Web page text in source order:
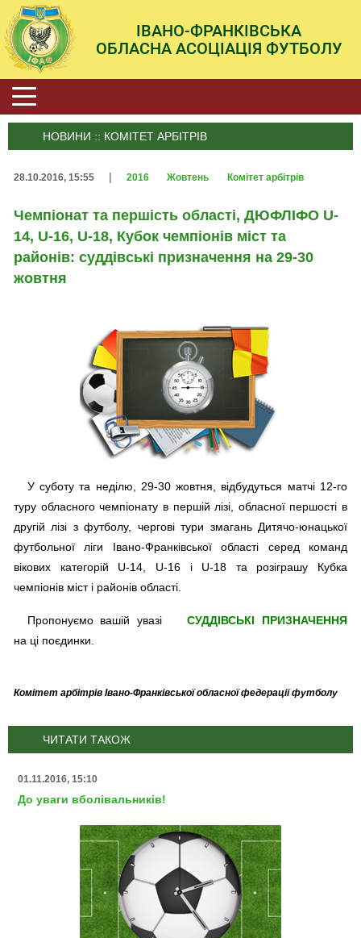
ІВАНО-ФРАНКІВСЬКА
ОБЛАСНА АСОЦІАЦІЯ ФУТБОЛУ
НОВИНИ :: КОМІТЕТ АРБІТРІВ
28.10.2016, 15:55 | 2016 Жовтень Комітет арбітрів
Чемпіонат та першість області, ДЮФЛІФО U-
14, U-16, U-18, Кубок чемпіонів міст та
районів: суддівські призначення на 29-30
жовтня
У суботу та неділю, 29-30 жовтня, відбудуться матчі 12-го
туру обласного чемпіонату в першій лізі, обласної першості в
другій лізі з футболу, чергові тури змагань Дитячо-юнацької
футбольної ліги Івано-Франківської області серед команд
вікових категорій U-14, U-16 і U-18 та розіграшу Кубка
чемпіонів міст і районів області.
Пропонуємо вашій увазі
СУДДІВСЬКІ ПРИЗНАЧЕННЯ
на ці поєдинки.
Комітет арбітрів Івано-Франківської обласної федерації футболу
ЧИТАТИ ТАКОЖ
01.11.2016, 15:10
До уваги вболівальників!